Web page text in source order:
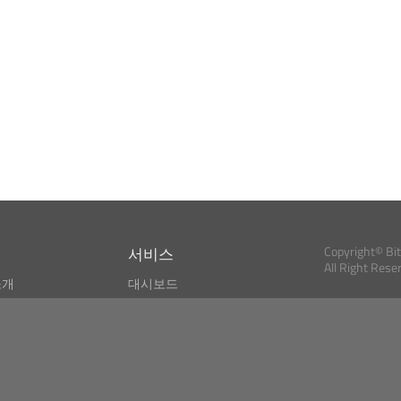
서비스
대시보드
Copyright©
All Right